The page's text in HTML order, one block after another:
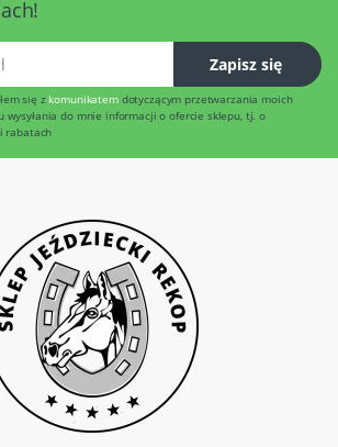
Zapisz się
się z komunikatemdotyczącym przetwarzania moich
wysyłania do mnie informacji o ofercie sklepu, tj. o
rabatach